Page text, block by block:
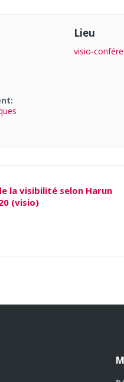
Lieu
visio-
la visibilité selon Harun
(visio)